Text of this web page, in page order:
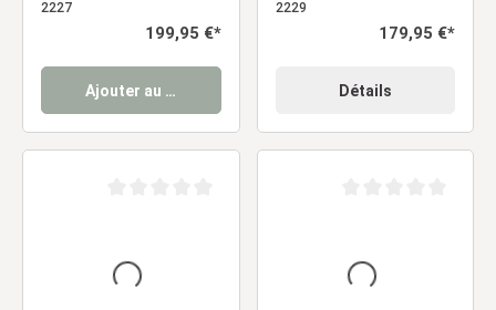
Tiroirs
2227
Prix régulier :
199,95 €*
Ajouter au panier
Salon Sideboard
2229
Prix régulier :
179,95 €*
Détails